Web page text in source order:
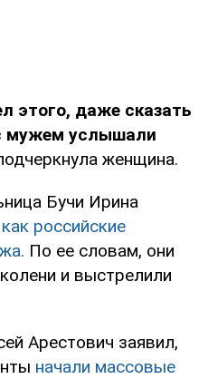
этого, даже сказать
мужем услышали
женщина.
Бучи Ирина
российские
По ее словам, они
и выстрелили
Арестович заявил,
начали массовые